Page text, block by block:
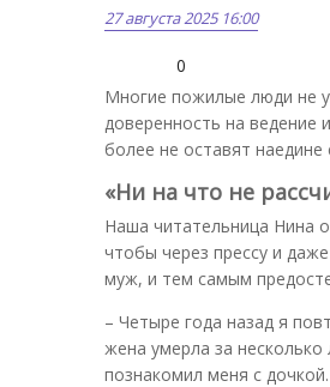
27 августа 2025 16:00
0
Многие пожилые люди не
доверенность на ведение
более не оставят
«Ни на что не
Наша читательница Нина
чтобы через прессу и
муж, и тем самым
– Четыре года назад я
жена умерла за
познакомил меня с